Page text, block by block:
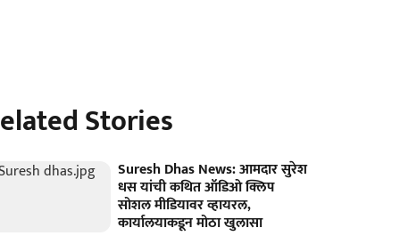
Stories
Suresh Dhas News: आमदार सुरेश
धस यांची कथित ऑडिओ क्लिप
सोशल मीडियावर व्हायरल,
कार्यालयाकडून मोठा खुलासा